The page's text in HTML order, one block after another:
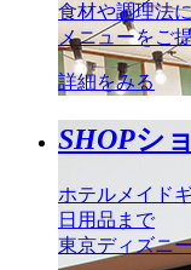
食材や調理法
メニューをご
詳細をみる
SHOPシ
ホテルメイド
日用品まで
東京ディズニ